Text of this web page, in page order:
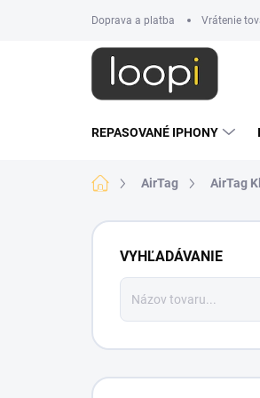
Doprava a platba Vrátenie
REPASOVANÉ IPHONY
DomovAirTag AirTag
B
a
e
VYHĽADÁVANIE